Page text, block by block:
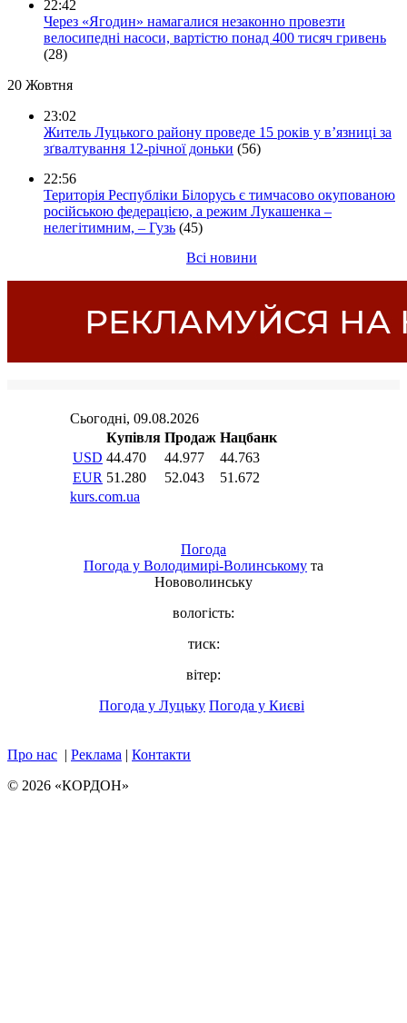
22:42
Через «Ягодин» намагалися незаконно провезти
велосипедні насоси, вартістю понад 400 тисяч гривень
(28)
20 Жовтня
23:02
Житель Луцького району проведе 15 років у в’язниці за
зґвалтування 12-річної доньки (56)
22:56
Територія Республіки Білорусь є тимчасово окупованою
російською федерацією, а режим Лукашенка –
нелегітимним, – Гузь (45)
Всі новини
Погода
Погода у Володимирі-Волинському та
Нововолинську
вологість:
тиск:
вітер:
Погода у Луцьку Погода у Києві
Про нас | Реклама | Контакти
© 2026 «КОРДОН»